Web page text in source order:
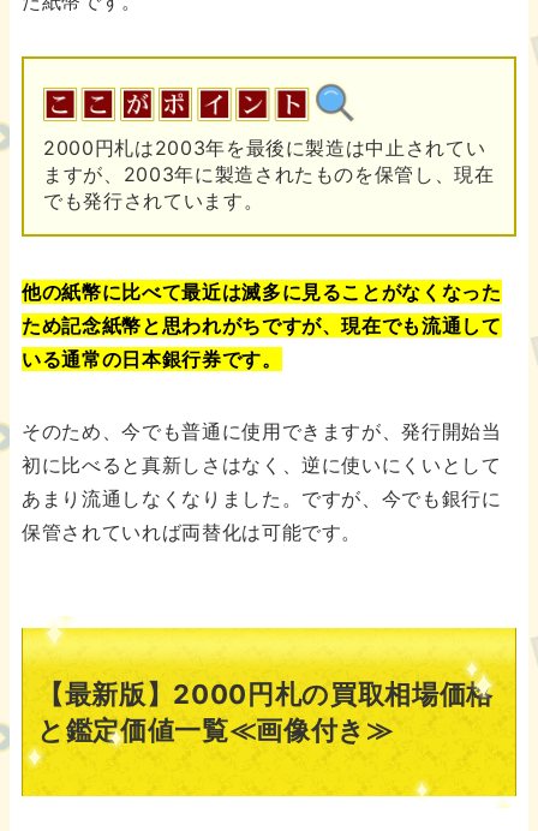
2000円札は2003年を最後に製造は中止されてい
ますが、2003年に製造されたものを保管し、現在
でも発行されています。
他の紙幣に比べて最近は滅多に見ることがなくなった
ため記念紙幣と思われがちですが、現在でも流通して
いる通常の日本銀行券です。
そのため、今でも普通に使用できますが、発行開始当
初に比べると真新しさはなく、逆に使いにくいとして
あまり流通しなくなりました。ですが、今でも銀行に
保管されていれば両替化は可能です。
【最新版】2000円札の買取相場価格
と鑑定価値一覧≪画像付き≫